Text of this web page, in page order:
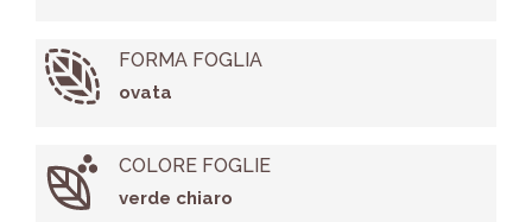
FORMA FOGLIA
ovata
COLORE FOGLIE
verde chiaro